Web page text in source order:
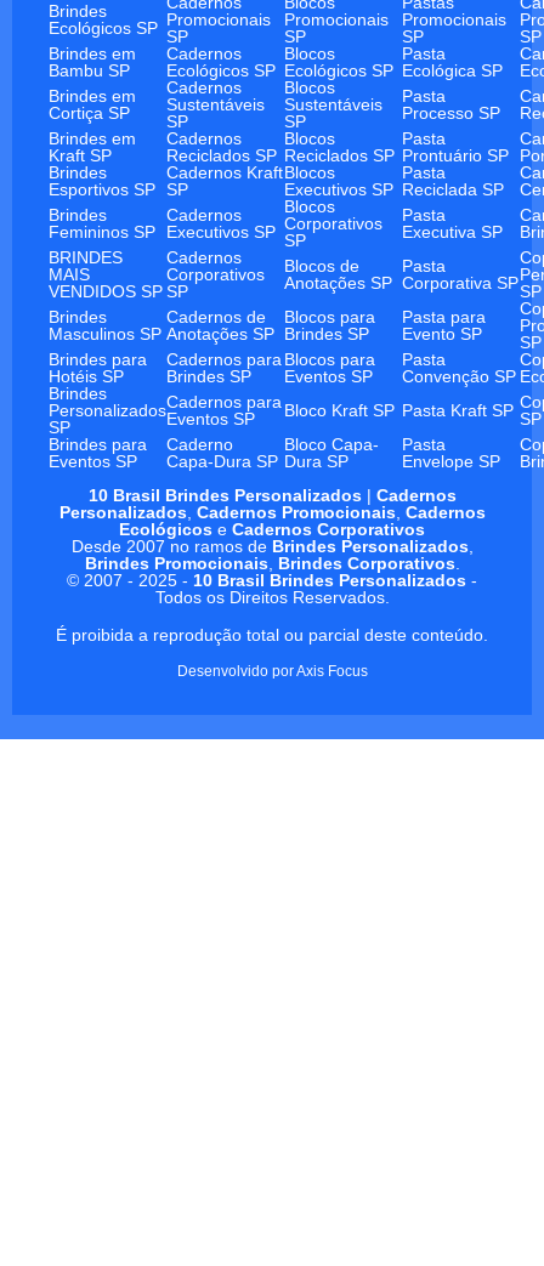
Brindes
Ecológicos SP Promocionais
SP
Promocionais
SP
Promocionais
SP
SP
Brindes em
Bambu SP
Cadernos
Ecológicos SP
Blocos
Ecológicos SP
Pasta
Ecológica SP
Brindes em
Cortiça SP
Cadernos
Sustentáveis
SP
Blocos
Sustentáveis
SP
Pasta
Processo SP
Brindes em
Kraft SP
Cadernos
Reciclados SP
Blocos
Reciclados SP
Pasta
Prontuário SP
Brindes
Esportivos SP
Cadernos Kraft
SP
Blocos
Executivos SP
Pasta
Reciclada SP
Brindes
Femininos SP
Cadernos
Executivos SP
Blocos
Corporativos
SP
Pasta
Executiva SP
BRINDES
MAIS
VENDIDOS SP
Cadernos
Corporativos
SP
Blocos de
Anotações SP
Pasta
Corporativa SPSP
Brindes
Masculinos SP
Cadernos de
Anotações SP
Blocos para
Brindes SP
Pasta para
Evento SP
SP
Brindes para
Hotéis SP
Cadernos para
Brindes SP
Blocos para
Eventos SP
Pasta
Convenção SP
Brindes
Personalizados
SP
Cadernos para
Eventos SP
Bloco Kraft SP Pasta Kraft SP SP
Brindes para
Eventos SP
Caderno
Capa-Dura SP
Bloco Capa-
Dura SP
Pasta
Envelope SP
10 Brasil Brindes Personalizados| Cadernos
Personalizados, Cadernos Promocionais, Cadernos
Ecológicos e Cadernos Corporativos
Desde 2007 no ramos de Brindes Personalizados,
Brindes Promocionais, Brindes Corporativos.
© 2007 - 2025 - 10 Brasil Brindes Personalizados -
Todos os Direitos Reservados.
É proibida a reprodução total ou parcial deste conteúdo.
Desenvolvido porAxis Focus